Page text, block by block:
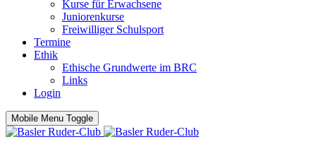
Kurse für Erwachsene
Juniorenkurse
Freiwilliger Schulsport
Termine
Ethik
Ethische Grundwerte im BRC
Links
Login
Mobile Menu Toggle